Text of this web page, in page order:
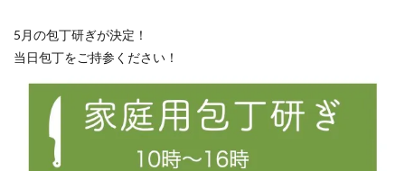
5月の包丁研ぎが決定！
当日包丁をご持参ください！